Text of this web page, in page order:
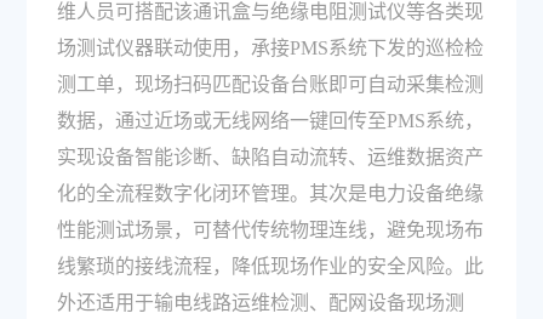
维人员可搭配该通讯盒与绝缘电阻测试仪等各类现
场测试仪器联动使用，承接PMS系统下发的巡检检
测工单，现场扫码匹配设备台账即可自动采集检测
数据，通过近场或无线网络一键回传至PMS系统，
实现设备智能诊断、缺陷自动流转、运维数据资产
化的全流程数字化闭环管理。其次是电力设备绝缘
性能测试场景，可替代传统物理连线，避免现场布
线繁琐的接线流程，降低现场作业的安全风险。此
外还适用于输电线路运维检测、配网设备现场测